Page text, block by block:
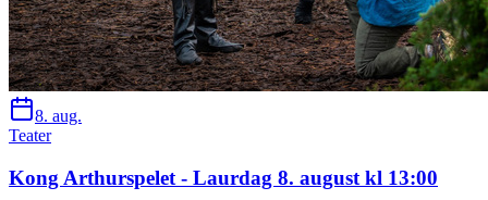
8. aug.
Teater
Kong Arthurspelet - Laurdag 8. august kl 13:00